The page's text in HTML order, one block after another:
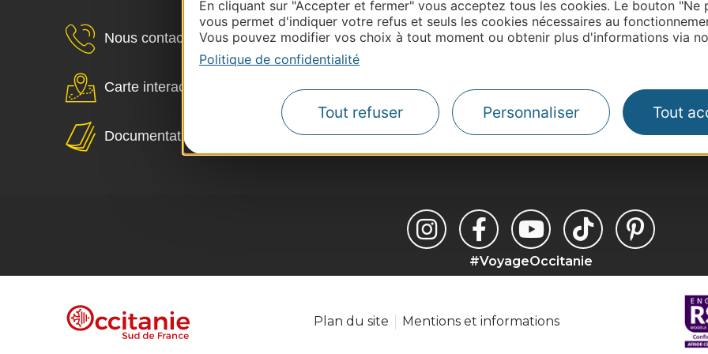
En cliquant sur "Accepter et fermer" vous acceptez tous les cookies. Le bouton "Ne
vous permet d'indiquer votre refus et seuls les cookies nécessaires au
Vous pouvez modifier vos choix à tout moment ou obtenir plus d'informations via
Politique de confidentialité
Tout refuser Personnaliser Tout
Nous contacter
Carte interactive
Documentation
Thermalisme
Site presse et
Voyagistes
Destination Sport
#VoyageOccitanie
Plan du site Mentions et informations